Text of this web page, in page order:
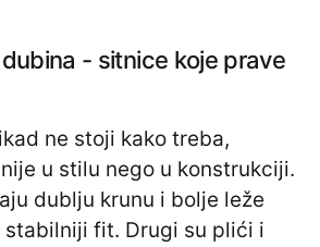
- sitnice koje prave
ne stoji kako treba,
u stilu nego u konstrukciji.
dublju krunu i bolje leže
stabilniji fit. Drugi su plići i